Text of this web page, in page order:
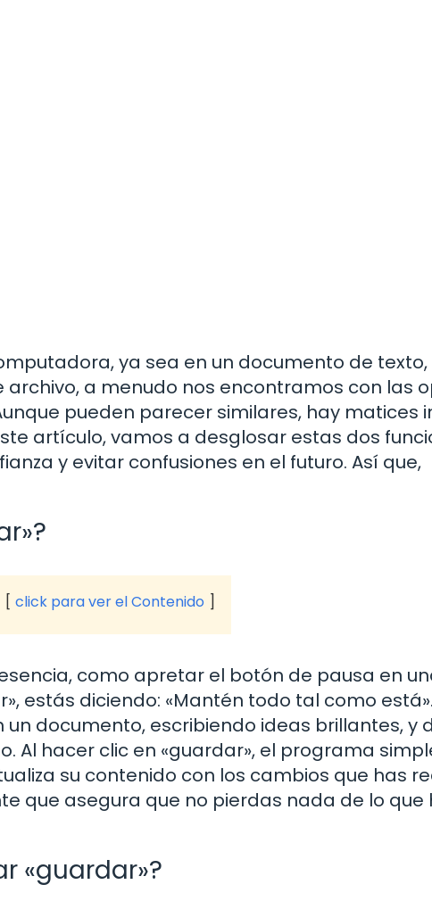
ya sea en un documento de
a menudo nos encontramos con las
pueden parecer similares, hay matices
artículo, vamos a desglosar estas dos
y evitar confusiones en el futuro. Así que,
click para ver el Contenido
como apretar el botón de pausa en
estás diciendo: «Mantén todo tal como
documento, escribiendo ideas brillantes, y
Al hacer clic en «guardar», el programa
su contenido con los cambios que has
que asegura que no pierdas nada de lo que
«guardar»?